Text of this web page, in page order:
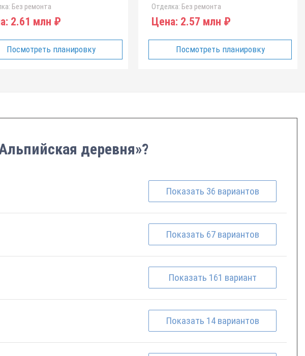
Без ремонта
2.61 млн ₽
Посмотреть планировку
Отделка: Без ремонта
Цена: 2.57 млн ₽
Посмотреть планировку
деревня»?
Показать 36 вариантов
Показать 67 вариантов
Показать 161 вариант
Показать 14 вариантов